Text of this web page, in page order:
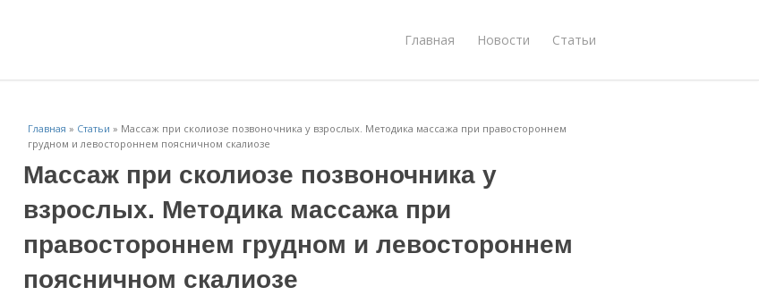
Главная Новости Статьи
Главная » Статьи » Массаж при сколиозе позвоночника у взрослых. Методика массажа при правостороннем
грудном и левостороннем поясничном скалиозе
Массаж при сколиозе позвоночника у
взрослых. Методика массажа при
правостороннем грудном и левостороннем
поясничном скалиозе